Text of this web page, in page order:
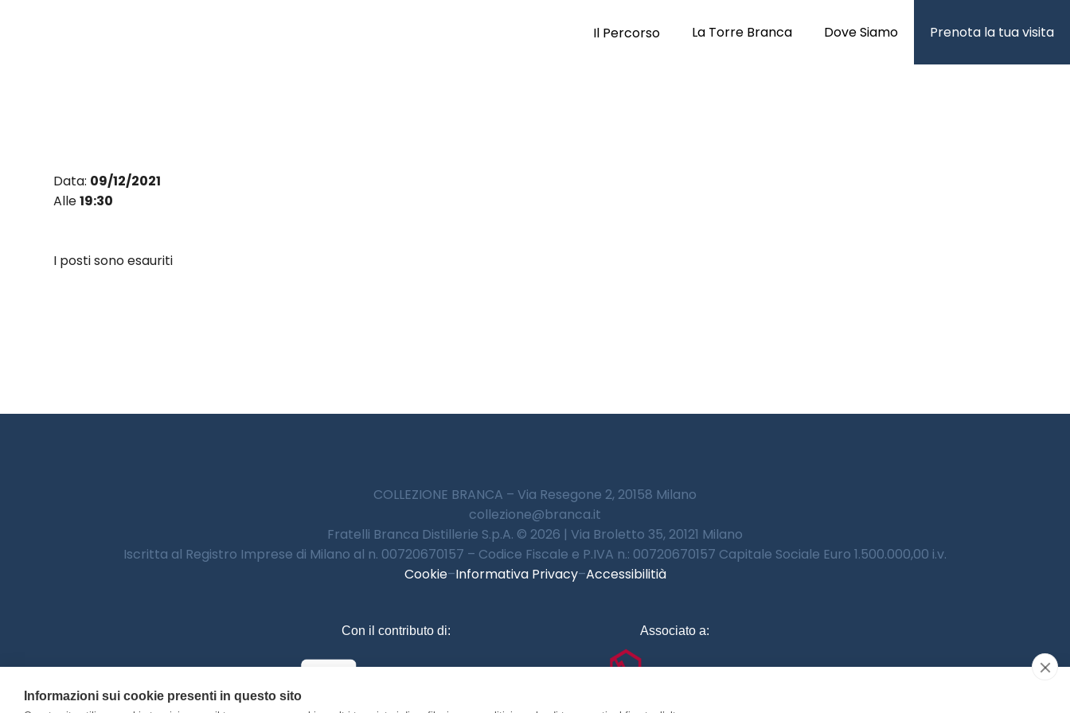
Il Percorso La Torre Branca Dove Siamo Prenota la tua visita
Data: 09/12/2021
Alle19:30
I posti sono esauriti
COLLEZIONE BRANCA – Via Resegone 2, 20158 Milano
collezione@branca.it
Fratelli Branca Distillerie S.p.A. © 2026 | Via Broletto 35, 20121 Milano
Iscritta al Registro Imprese di Milano al n. 00720670157 – Codice Fiscale e P.IVA n.: 00720670157 Capitale Sociale Euro 1.500.000,00 i.v.
Cookie–Informativa Privacy–Accessibilitià
Con il contributo di: Associato a:
Informazioni sui cookie presenti in questo sito